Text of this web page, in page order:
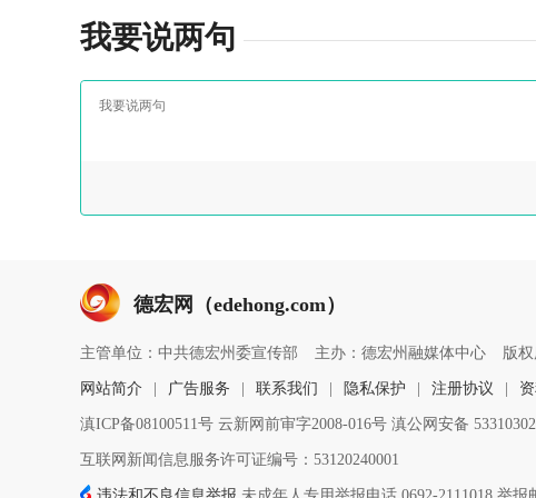
我要说两句
德宏网（edehong.com）
主管单位：中共德宏州委宣传部 主办：德宏州融媒体中心 版权
网站简介 广告服务 联系我们 隐私保护 注册协议
滇ICP备08100511号 云新网前审字2008-016号 滇公网安备
互联网新闻信息服务许可证编号：53120240001